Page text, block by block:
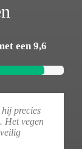
een 9,6
precies
Het vegen